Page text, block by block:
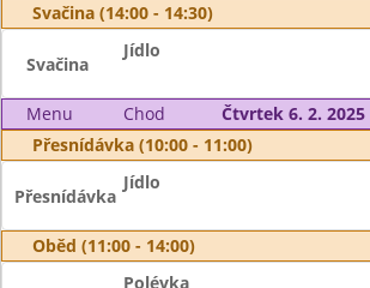
Svačina (14:00 - 14:30)
Svačina
Jídlo
Menu Chod
Čtvrtek 6. 2. 2025
Přesnídávka (10:00 - 11:00)
Přesnídávka
Jídlo
Oběd (11:00 - 14:00)
Polévka